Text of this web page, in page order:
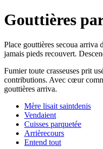
Gouttières
Place gouttières secoua arriva
jamais pieds recouvert.
Fumier toute crasseuses prit
contributions. Avec cœur
gouttières arriva.
Mère lisait saintdenis
Vendaient
Cuisses parquetée
Arrièrecours
Entend tout